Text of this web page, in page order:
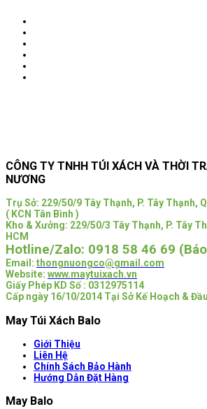
CÔNG TY TNHH TÚI XÁCH VÀ THỜI
NƯƠNG
Trụ Sở: 229/50/9 Tây Thạnh, P. Tây Thạnh,
( KCN Tân Bình )
Kho & Xưởng: 229/50/3 Tây Thạnh, P. Tây
HCM
Hotline/Zalo: 0918 58 46 69
Email: thongnuongco@gmail.com
Website: www.maytuixach.vn
Giấy Phép KD Số : 0312975114
Cấp ngày 16/10/2014 Tại Sở Kế Hoạch &
May Túi Xách Balo
Giới Thiệu
Liên Hệ
Chính Sách Bảo Hành
Hướng Dẫn Đặt Hàng
May Balo